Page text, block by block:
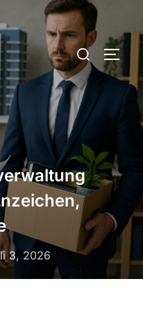
Suchen
nach:
3, 2026